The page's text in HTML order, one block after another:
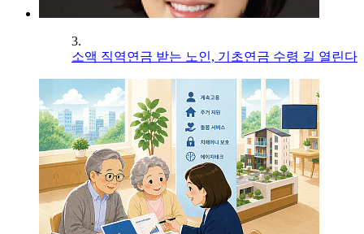
3.
소액 직역연금 받는 노인, 기초연금 수령 길 열린다